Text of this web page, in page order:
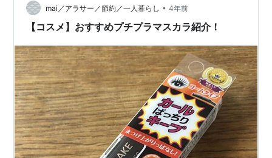
mai／アラサー／節約／一人暮らし • 4年前
【コスメ】おすすめプチプラマスカラ紹介！